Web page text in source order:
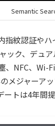
Semantic
指紋認証やハ
ック、デュ
、NFC、
メジャーア
ートは4年間